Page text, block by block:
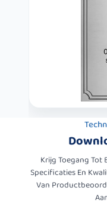
Krijg Toegang Tot
Specificaties En
Van